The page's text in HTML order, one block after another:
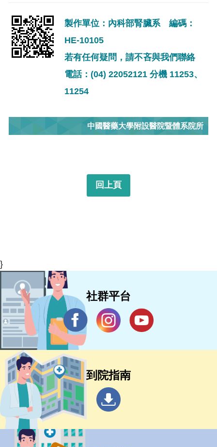
製作單位：內科部腎臟系 編碼：
HE-10105
若有任何疑問，請不吝與我們聯絡
電話：(04) 22052121 分機 11253、
11254
中國醫藥大學附設醫院暨體系院所
回上頁
}
社群平台
到院指南